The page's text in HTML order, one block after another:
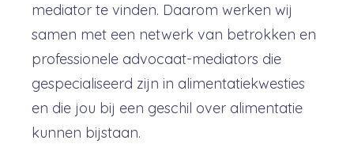
mediator te vinden. Daarom werken wij
samen met een netwerk van betrokken en
professionele advocaat-mediators die
gespecialiseerd zijn in alimentatiekwesties
en die jou bij een geschil over alimentatie
kunnen bijstaan.